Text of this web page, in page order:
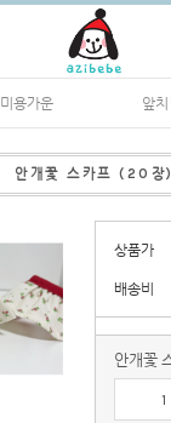
미용가운 앞
안개꽃 스카프 (20장)
상품가
배송비
안개꽃